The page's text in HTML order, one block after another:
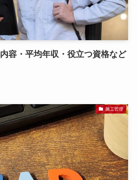
容・平均年収・役立つ資格など
施工管理